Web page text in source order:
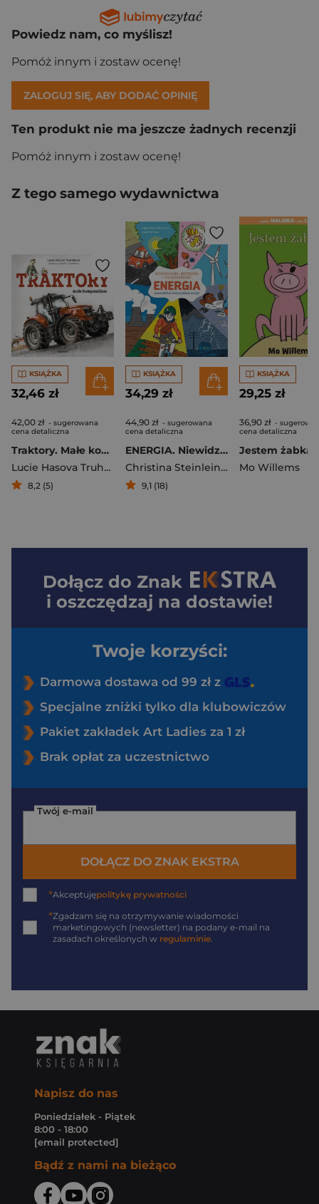
Powiedz nam, co myślisz!
Pomóż innym i zostaw ocenę!
ZALOGUJ SIĘ, ABY DODAĆ OPINIĘ
Ten produkt nie ma jeszcze żadnych recenzji
Pomóż innym i zostaw ocenę!
Z tego samego wydawnictwa
KSIĄŻKA
32,46 zł
42,00 zł - sugerowana
cena detaliczna
Traktory. Małe kompendium
Lucie Hasova Truhelkova
8,2 (5)
KSIĄŻKA
34,29 zł
44,90 zł - sugerowana
cena detaliczna
ENERGIA. Niewidzialna, niezbędna i wszechobecna. Przewodnik po świecie pełnym energii.
Christina Steinlein
,Anne Becker
9,1 (18)
KSIĄŻKA
29,25 zł
36,90 zł -
cena detaliczna
Mo Willems
Dołącz do Znak
i oszczędzaj na dostawie!
Twoje korzyści:
Darmowa dostawa od 99 zł z
Specjalne zniżki tylko dla klubowiczów
Pakiet zakładek Art Ladies za 1 zł
Brak opłat za uczestnictwo
Twój e-mail
DOŁĄCZ DO ZNAK EKSTRA
*Akceptujępolitykę prywatności
*Zgadzam się na otrzymywanie wiadomości
marketingowych (newsletter) na podany e-mail na
zasadach określonych w regulaminie
Napisz do nas
Poniedziałek - Piątek
8:00 - 18:00
[email protected]
Bądź z nami na bieżąco